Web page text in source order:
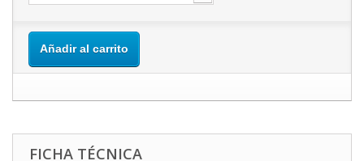
Añadir al carrito
FICHA TÉCNICA